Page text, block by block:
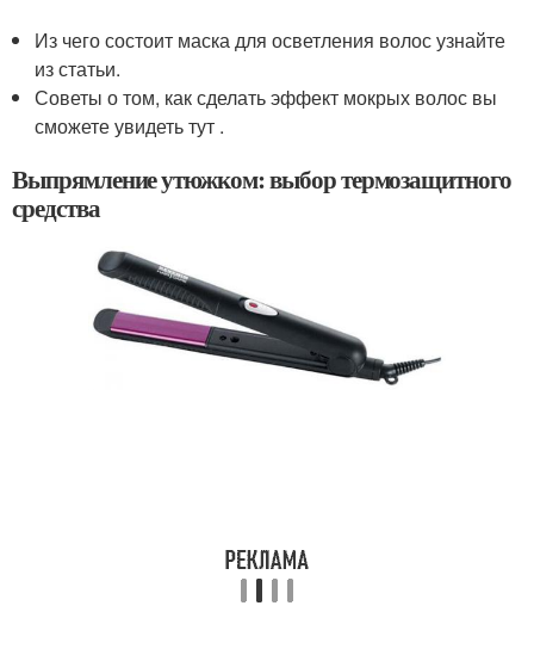
Из чего состоит маска для осветления волос узнайте
из статьи.
Советы о том, как сделать эффект мокрых волос вы
сможете увидеть тут .
Выпрямление утюжком: выбор термозащитного
средства